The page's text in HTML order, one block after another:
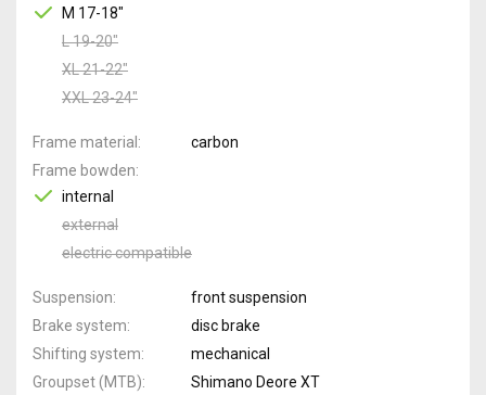
M 17-18"
L 19-20"
XL 21-22"
XXL 23-24"
Frame material
carbon
Frame bowden
internal
external
electric compatible
Suspension
front suspension
Brake system
disc brake
Shifting system
mechanical
Groupset (MTB)
Shimano Deore XT